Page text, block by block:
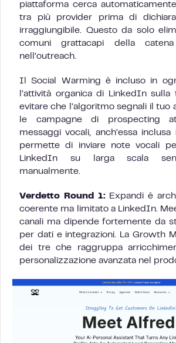
piattaforma cerca automaticamente
tra più provider prima di
irraggiungibile. Questo da solo
comuni grattacapi della
nell’outreach.
Il Social Warming è incluso in
l’attività organica di LinkedIn
evitare che l’algoritmo segnali il tuo
le campagne di prospecting
messaggi vocali, anch’essa
permette di inviare note vocali
LinkedIn su larga scala
manualmente.
Verdetto Round 1:Expandi è
coerente ma limitato a LinkedIn.
canali ma dipende fortemente da
per dati e integrazioni. La Growth
dei tre che raggruppa
personalizzazione avanzata nel